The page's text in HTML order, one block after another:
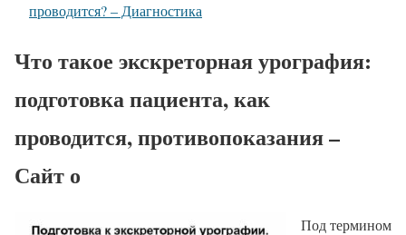
проводится? – Диагностика
Что такое экскреторная урография:
подготовка пациента, как
проводится, противопоказания –
Сайт о
Под термином